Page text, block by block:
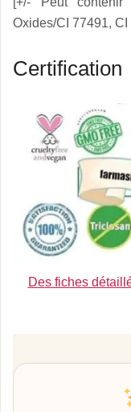
Oxides/CI 77491,
Certification
Des fiches